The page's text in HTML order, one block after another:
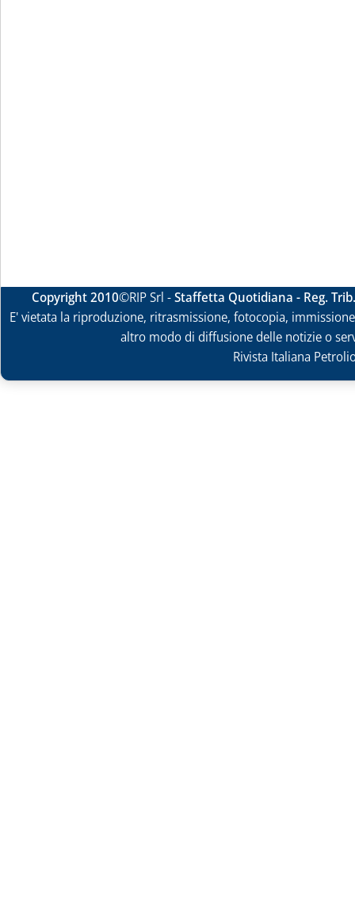
Copyright 2010©RIP Srl -Staffetta Quotidiana - Reg.
E' vietata la riproduzione, ritrasmissione, fotocopia,
altro modo di diffusione delle notizie o
Rivista Italiana